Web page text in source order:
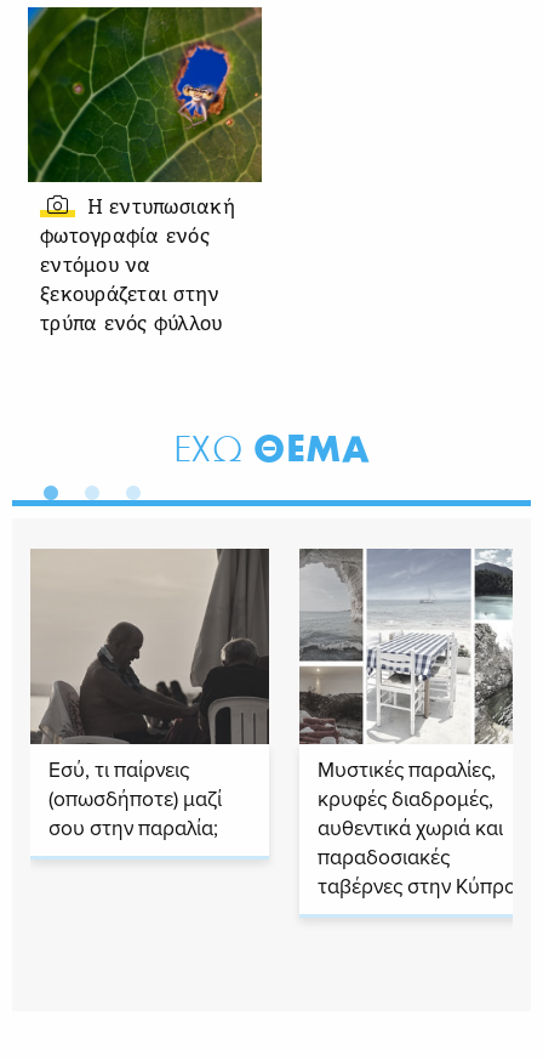
Η εντυπωσιακή
φωτογραφία ενός
εντόμου να
ξεκουράζεται στην
τρύπα ενός φύλλου
ΕΧΩ ΘΕΜΑ
Εσύ, τι παίρνεις
(οπωσδήποτε) μαζί
σου στην παραλία;
Μυστικές παραλίες,
κρυφές διαδρομές,
αυθεντικά χωριά και
παραδοσιακές
ταβέρνες στην Κύπρο